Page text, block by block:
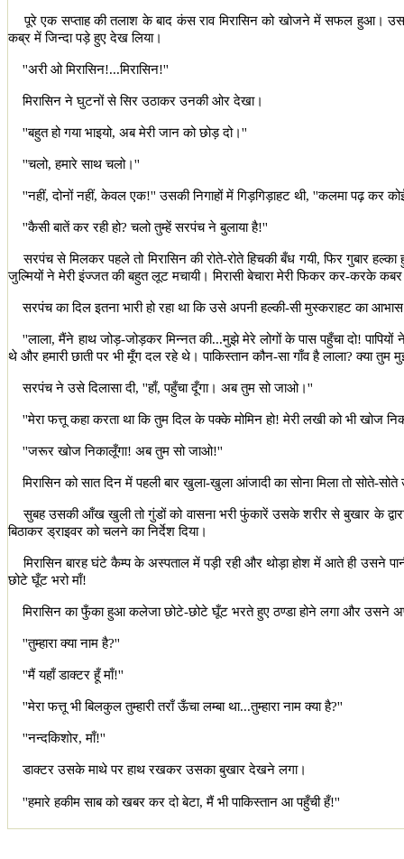
पूरे एक सप्ताह की तलाश के बाद कंस राव मिरासिन को खोजने में सफल हुआ।
कब्र में जिन्दा पड़े हुए देख लिया।
''अरी ओ मिरासिन!...मिरासिन!''
मिरासिन ने घुटनों से सिर उठाकर उनकी ओर देखा।
''बहुत हो गया भाइयो, अब मेरी जान को छोड़ दो।''
''चलो,हमारे साथ चलो।''
''नहीं,दोनों नहीं,केवल एक!''उसकी निगाहों में गिड़गिड़ाहट थी, ''कलमा पढ़ कर
''कैसी बातें कर रही हो?चलो तुम्हें सरपंच ने बुलाया है!''
सरपंच से मिलकर पहले तो मिरासिन की रोते-रोते हिचकी बँध गयी,फिर गुबार
जुल्मियों ने मेरी इंज्जत की बहुत लूट मचायी। मिरासी बेचारा मेरी फिकर कर-करके कबर
सरपंच का दिल इतना भारी हो रहा था कि उसे अपनी हल्की-सी मुस्कराहट का
''लाला,मैंने हाथ जोड़-जोड़कर मिन्नत की...मुझे मेरे लोगों के पास पहुँचा दो!
थे और हमारी छाती पर भी मूँग दल रहे थे। पाकिस्तान कौन-सा गाँव है लाला?क्या तुम
सरपंच ने उसे दिलासा दी, ''हाँ,पहुँचा दूँगा। अब तुम सो जाओ।''
''मेरा फत्तू कहा करता था कि तुम दिल के पक्के मोमिन हो! मेरी लखी को भी खोज
''जरूर खोज निकालूँगा! अब तुम सो जाओ!''
मिरासिन को सात दिन में पहली बार खुला-खुला आंजादी का सोना मिला तो सोते-
सुबह उसकी आँख खुली तो गुंडों को वासना भरी फुंकारें उसके शरीर से बुखार के
बिठाकर ड्राइवर को चलने का निर्देश दिया।
मिरासिन बारह घंटे कैम्प के अस्पताल में पड़ी रही और थोड़ा होश में आते ही उसने
छोटे घूँट भरो माँ!
मिरासिन का फुँका हुआ कलेजा छोटे-छोटे घूँट भरते हुए ठण्डा होने लगा और उसने
''तुम्हारा क्या नाम है?''
''मैं यहाँ डाक्टर हूँ माँ!''
''मेरा फत्तू भी बिलकुल तुम्हारी तराँ ऊँचा लम्बा था...तुम्हारा नाम क्या है?''
''नन्दकिशोर,माँ!''
डाक्टर उसके माथे पर हाथ रखकर उसका बुखार देखने लगा।
''हमारे हकीम साब को खबर कर दो बेटा,मैं भी पाकिस्तान आ पहुँची हँ!''